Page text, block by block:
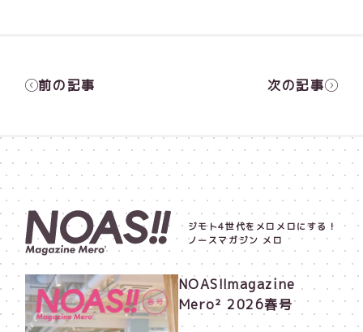
前の記事 次の記事
ジモト4世代をメロメロにする！
ノースマガジン メロ
NOAS!!magazine
Mero² 2026春号